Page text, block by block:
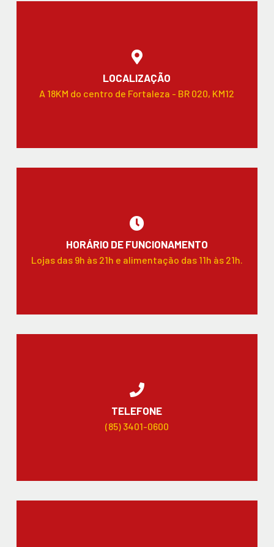
LOCALIZAÇÃO
A 18KM do centro de Fortaleza - BR 020, KM12
HORÁRIO DE FUNCIONAMENTO
Lojas das 9h às 21h e alimentação das 11h às 21h.
TELEFONE
(85) 3401-0600